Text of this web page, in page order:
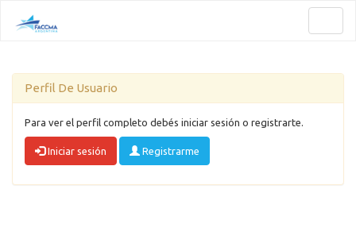
Perfil De Usuario
Para ver el perfil completo debés iniciar sesión o registrarte.
Iniciar sesión Registrarme